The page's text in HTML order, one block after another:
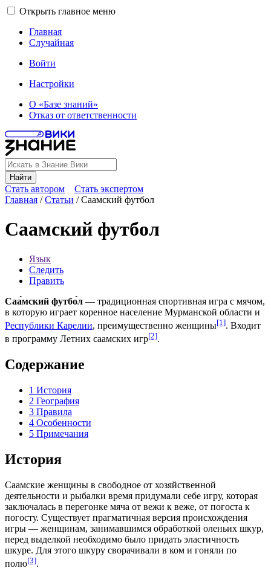
Открыть главное меню
Главная
Случайная
Войти
Настройки
О «Базе знаний»
Отказ от ответственности
Найти
Стать автором
Стать экспертом
Главная /Статьи /Саамский футбол
Саамский футбол
Язык
Следить
Править
Саа́мский футбо́л — традиционная спортивная игра с мячом,
в которую играет коренное население Мурманской области и
Республики Карелии, преимущественно женщины[1]. Входит
в программу Летних саамских игр[2].
Содержание
1 История
2 География
3 Правила
4 Особенности
5 Примечания
История
Саамские женщины в свободное от хозяйственной
деятельности и рыбалки время придумали себе игру, которая
заключалась в перегонке мяча от вежи к веже, от погоста к
погосту. Существует прагматичная версия происхождения
игры — женщинам, занимавшимся обработкой оленьих шкур,
перед выделкой необходимо было придать эластичность
шкуре. Для этого шкуру сворачивали в ком и гоняли по
полю[3].